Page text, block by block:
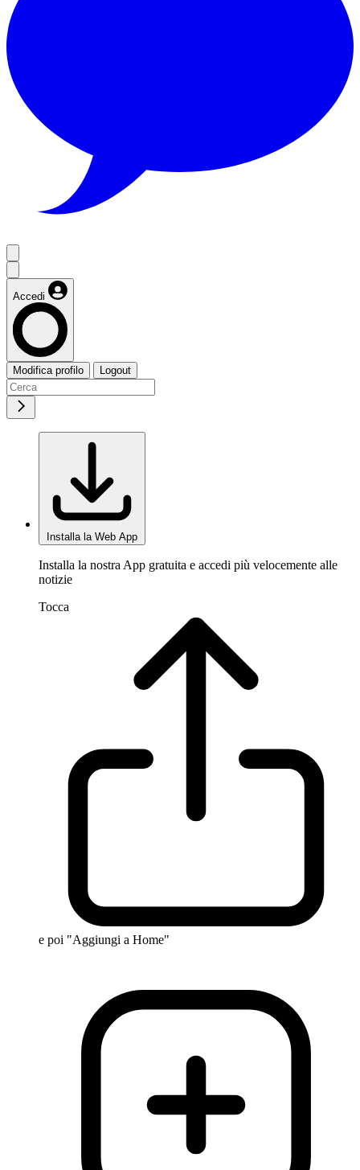
Accedi
Modifica profilo Logout
Installa la Web App
Installa la nostra App gratuita e accedi più velocemente alle
notizie
Tocca
e poi "Aggiungi a Home"